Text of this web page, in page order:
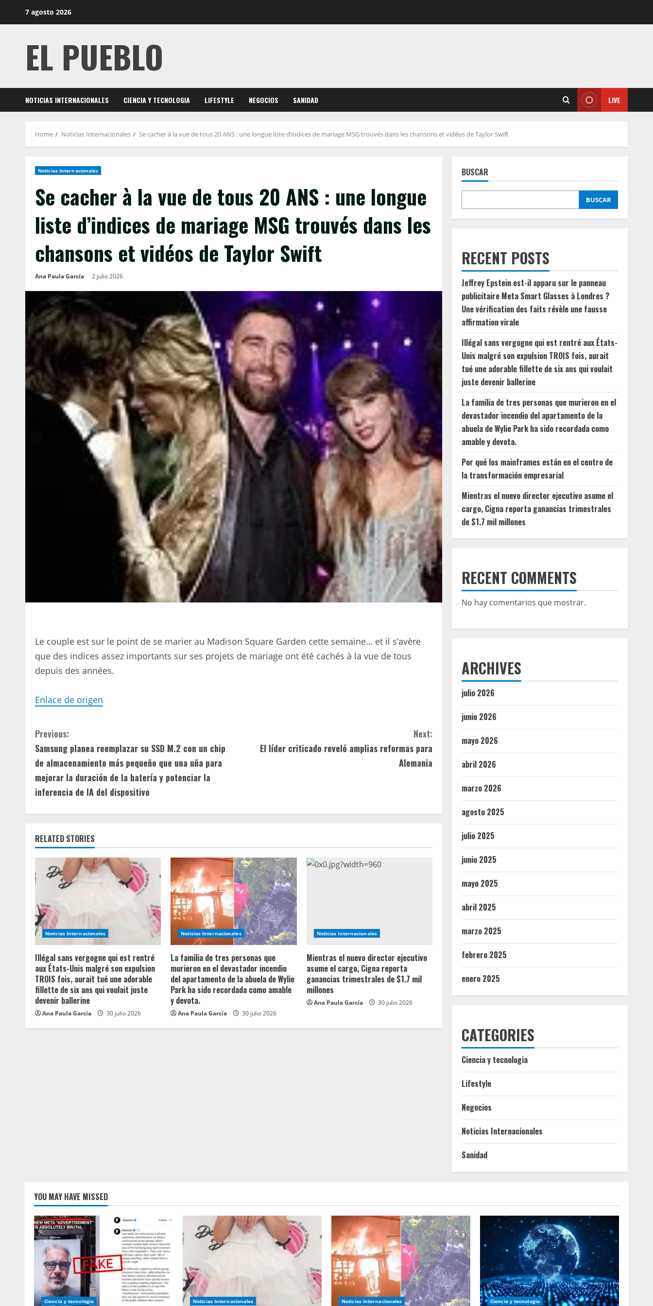
7 agosto 2026
EL PUEBLO
NOTICIAS INTERNACIONALES CIENCIA Y TECNOLOGIA LIFESTYLE NEGOCIOS SANIDAD LIVE
Home Noticias Internacionales Se cacher à la vue de tous 20 ANS : une longue liste d’indices de mariage MSG trouvés dans les chansons et vidéos de Taylor Swift
Noticias Internacionales
Se cacher à la vue de tous 20 ANS : une longue
liste d’indices de mariage MSG trouvés dans les
chansons et vidéos de Taylor Swift
Ana Paula García 2 julio 2026
Le couple est sur le point de se marier au Madison Square Garden cette semaine… et il s’avère
que des indices assez importants sur ses projets de mariage ont été cachés à la vue de tous
depuis des années.
Enlace de origen
C
o
n
t
i
n
u
e
R
e
a
d
i
n
g
Previous:
Samsung planea reemplazar su SSD M.2 con un chip
de almacenamiento más pequeño que una uña para
mejorar la duración de la batería y potenciar la
inferencia de IA del dispositivo
Next:
El líder criticado reveló amplias reformas para
Alemania
RELATED STORIES
Noticias Internacionales
Illégal sans vergogne qui est rentré
aux États-Unis malgré son expulsion
TROIS fois, aurait tué une adorable
fillette de six ans qui voulait juste
devenir ballerine
Ana Paula García 30 julio 2026
Noticias Internacionales
La familia de tres personas que
murieron en el devastador incendio
del apartamento de la abuela de Wylie
Park ha sido recordada como amable
y devota.
Ana Paula García 30 julio 2026
Noticias Internacionales
Mientras el nuevo director ejecutivo
asume el cargo, Cigna reporta
ganancias trimestrales de $1.7 mil
millones
Ana Paula García 30 julio 2026
BUSCAR
BUSCAR
RECENT POSTS
Jeffrey Epstein est-il apparu sur le panneau
publicitaire Meta Smart Glasses à Londres ?
Une vérification des faits révèle une fausse
affirmation virale
Illégal sans vergogne qui est rentré aux États-
Unis malgré son expulsion TROIS fois, aurait
tué une adorable fillette de six ans qui voulait
juste devenir ballerine
La familia de tres personas que murieron en el
devastador incendio del apartamento de la
abuela de Wylie Park ha sido recordada como
amable y devota.
Por qué los mainframes están en el centro de
la transformación empresarial
Mientras el nuevo director ejecutivo asume el
cargo, Cigna reporta ganancias trimestrales
de $1.7 mil millones
RECENT COMMENTS
No hay comentarios que mostrar.
ARCHIVES
julio 2026
junio 2026
mayo 2026
abril 2026
marzo 2026
agosto 2025
julio 2025
junio 2025
mayo 2025
abril 2025
marzo 2025
febrero 2025
enero 2025
CATEGORIES
Ciencia y tecnologia
Lifestyle
Negocios
Noticias Internacionales
Sanidad
YOU MAY HAVE MISSED
Ciencia y tecnologia Noticias Internacionales Noticias Internacionales Ciencia y tecnologia